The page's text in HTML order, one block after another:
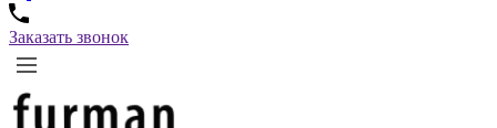
Заказать звонок